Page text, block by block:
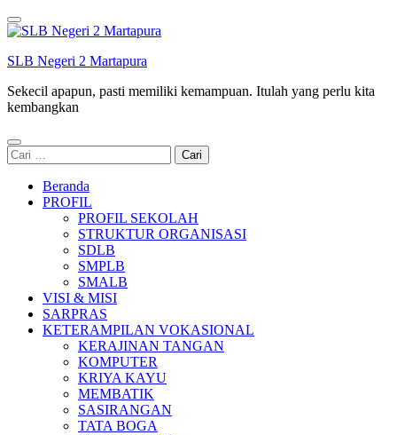
Lompat
ke
(Tekan
SLB Negeri 2 Martapura
Sekecil apapun, pasti memiliki kemampuan. Itulah yang perlu kita
kembangkan
Cari
untuk:
Beranda
PROFIL
PROFIL SEKOLAH
STRUKTUR ORGANISASI
SDLB
SMPLB
SMALB
VISI & MISI
SARPRAS
KETERAMPILAN VOKASIONAL
KERAJINAN TANGAN
KOMPUTER
KRIYA KAYU
MEMBATIK
SASIRANGAN
TATA BOGA